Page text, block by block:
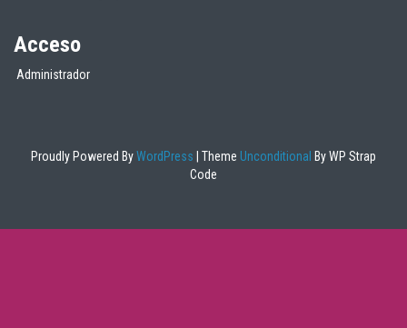
Acceso
Administrador
Proudly Powered ByWordPress Theme Unconditional By WP Strap
Code